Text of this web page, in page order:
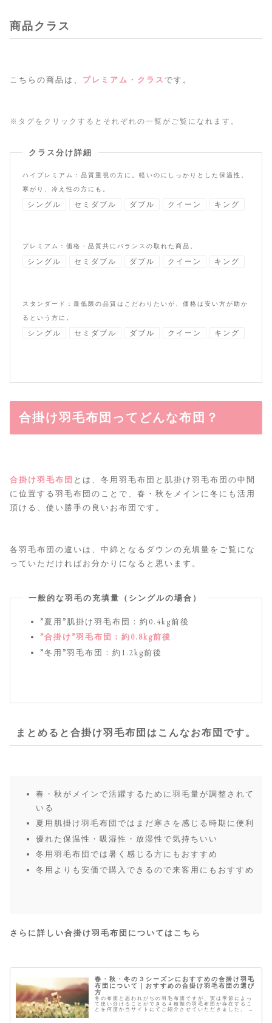
商品クラス
こちらの商品は、 プレミアム・クラス です。
※タグをクリックするとそれぞれの一覧がご覧になれます。
クラス分け詳細
ハイプレミアム：品質重視の方に。軽いのにしっかりとした保温性。
寒がり、冷え性の方にも。
シングル セミダブル ダブル クイーン キング
プレミアム：価格・品質共にバランスの取れた商品。
シングル セミダブル ダブル クイーン キング
スタンダード：最低限の品質はこだわりたいが、価格は安い方が助か
るという方に。
シングル セミダブル ダブル クイーン キング
合掛け羽毛布団ってどんな布団？
合掛け羽毛布団 とは、冬用羽毛布団と肌掛け羽毛布団の中間
に位置する羽毛布団のことで、春・秋をメインに冬にも活用
頂ける、使い勝手の良いお布団です。
各羽毛布団の違いは、中綿となるダウンの充填量をご覧にな
っていただければお分かりになると思います。
一般的な羽毛の充填量（シングルの場合）
”夏用”肌掛け羽毛布団：約0.4kg前後
”合掛け”羽毛布団：約0.8kg前後
”冬用”羽毛布団：約1.2kg前後
まとめると合掛け羽毛布団はこんなお布団です。
春・秋がメインで活躍するために羽毛量が調整されて
いる
夏用肌掛け羽毛布団ではまだ寒さを感じる時期に便利
優れた保温性・吸湿性・放湿性で気持ちいい
冬用羽毛布団では暑く感じる方にもおすすめ
冬用よりも安価で購入できるので来客用にもおすすめ
さらに詳しい合掛け羽毛布団についてはこちら
春・秋・冬の３シーズンにおすすめの合掛け羽毛
布団について｜おすすめの合掛け羽毛布団の選び
方
冬の布団と思われがちの羽毛布団ですが、実は季節によっ
て使い分けることができる４種類の羽毛布団が存在するこ
とを何度か当サイトにてご紹介させていただきました。 ４